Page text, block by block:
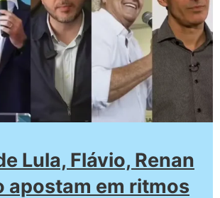
Lula, Flávio, Renan
apostam em ritmos